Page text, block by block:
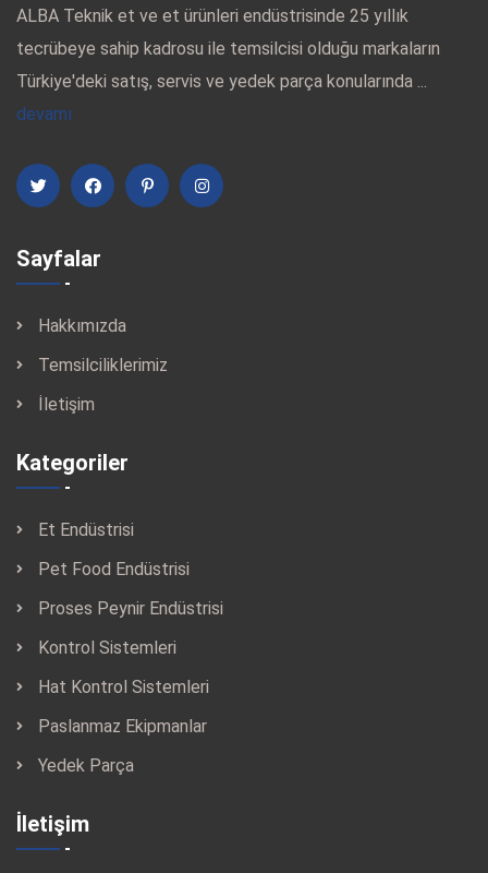
ALBA Teknik et ve et ürünleri endüstrisinde 25 yıllık
tecrübeye sahip kadrosu ile temsilcisi olduğu markaların
Türkiye'deki satış, servis ve yedek parça konularında ...
devamı
Sayfalar
Hakkımızda
Temsilciliklerimiz
İletişim
Kategoriler
Et Endüstrisi
Pet Food Endüstrisi
Proses Peynir Endüstrisi
Kontrol Sistemleri
Hat Kontrol Sistemleri
Paslanmaz Ekipmanlar
Yedek Parça
İletişim